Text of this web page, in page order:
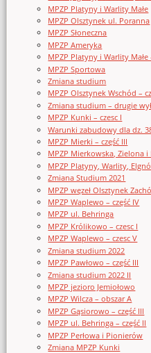
MPZP Platyny i Warlity Małe
MPZP Olsztynek ul. Poranna
MPZP Słoneczna
MPZP Ameryka
MPZP Platyny i Warlity Małe
MPZP Sportowa
Zmiana studium
MPZP Olsztynek Wschód –
Zmiana studium – drugie
MPZP Kunki – czesc I
Warunki zabudowy dla dz.
MPZP Mierki – część III
MPZP Mierkowska, Zielona i
MPZP Platyny, Warlity,
Zmiana Studium 2021
MPZP węzeł Olsztynek
MPZP Waplewo – część IV
MPZP ul. Behringa
MPZP Królikowo – czesc I
MPZP Waplewo – czesc V
Zmiana studium 2022
MPZP Pawłowo – część III
Zmiana studium 2022 II
MPZP jezioro Jemiołowo
MPZP Wilcza – obszar A
MPZP Gąsiorowo – część III
MPZP ul. Behringa – część II
MPZP Perłowa i Pionierów
Zmiana MPZP Kunki